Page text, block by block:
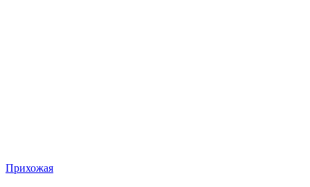
Прихожая